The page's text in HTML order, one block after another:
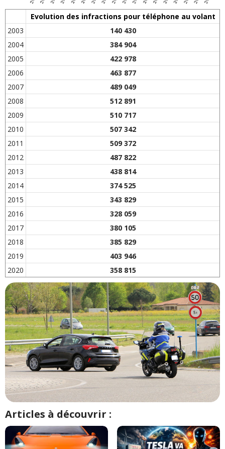
Evolution des infractions pour téléphone au volant
2003
140 430
2004
384 904
2005
422 978
2006
463 877
2007
489 049
2008
512 891
2009
510 717
2010
507 342
2011
509 372
2012
487 822
2013
438 814
2014
374 525
2015
343 829
2016
328 059
2017
380 105
2018
385 829
2019
403 946
2020
358 815
Articles à découvrir :